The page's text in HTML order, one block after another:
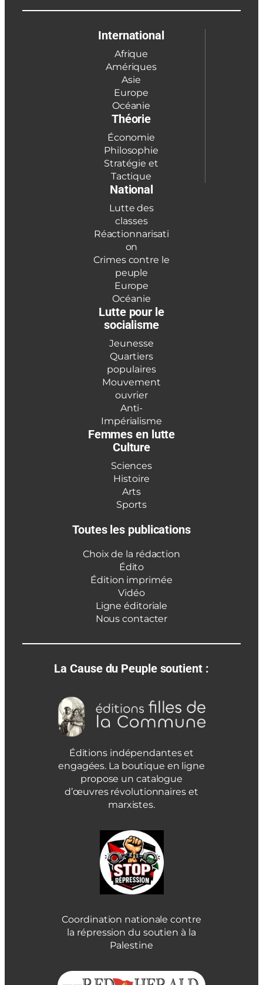
International
Afrique
Amériques
Asie
Europe
Océanie
Théorie
Économie
Philosophie
Stratégie et
Tactique
National
Lutte des
classes
Réactionnarisati
on
Crimes contre le
peuple
Europe
Océanie
Lutte pour le
socialisme
Jeunesse
Quartiers
populaires
Mouvement
ouvrier
Anti-
Impérialisme
Femmes en lutte
Culture
Sciences
Histoire
Arts
Sports
Toutes les publications
Choix de la rédaction
Édito
Édition imprimée
Vidéo
Ligne éditoriale
Nous contacter
La Cause du Peuple soutient :
Éditions indépendantes et
engagées. La boutique en ligne
propose un catalogue
d’œuvres révolutionnaires et
marxistes.
Coordination nationale contre
la répression du soutien à la
Palestine